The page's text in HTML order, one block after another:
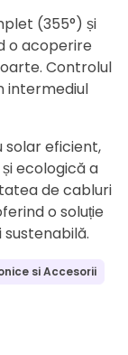
(355°) și
o acoperire
Controlul
intermediul
solar eficient,
ecologică a
de cabluri
o soluție
si Accesorii